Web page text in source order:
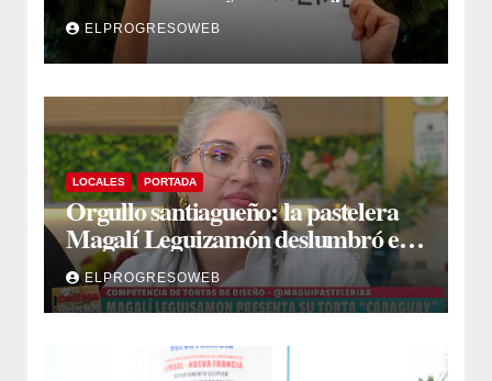
capítulo de la polémica
ELPROGRESOWEB
LOCALES PORTADA
Orgullo santiagueño: la pastelera
Magalí Leguizamón deslumbró en
Canal 13 con su torta “Caraguay” y
ganó la competencia
ELPROGRESOWEB